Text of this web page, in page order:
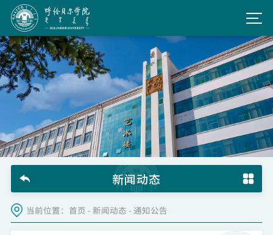
新闻动态
当前位置： 首页 -新闻动态 -通知公告